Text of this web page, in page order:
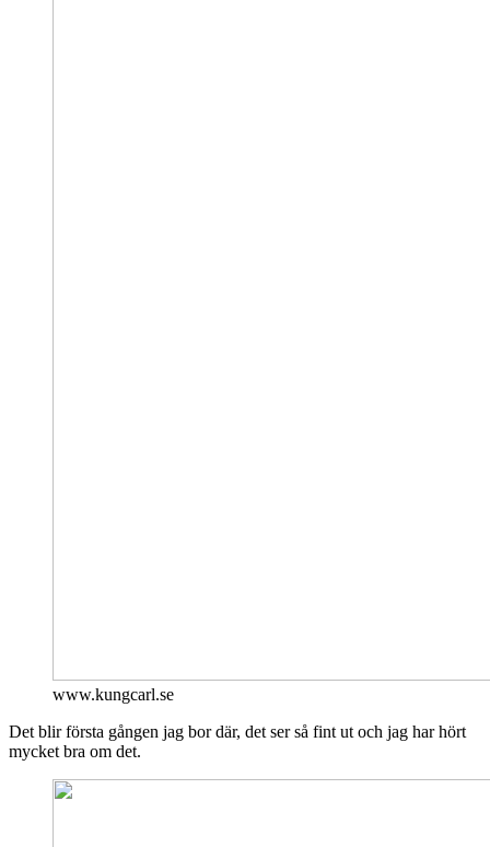
www.kungcarl.se
Det blir första gången jag bor där, det ser så fint ut och jag har hört
mycket bra om det.